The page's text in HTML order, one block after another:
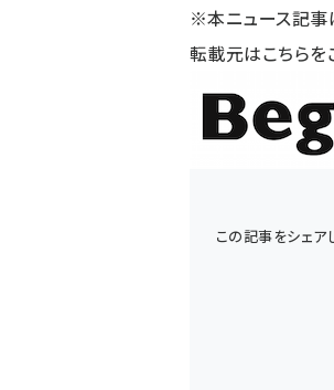
※本ニュース記事
転載元はこちらを
この記事をシェア